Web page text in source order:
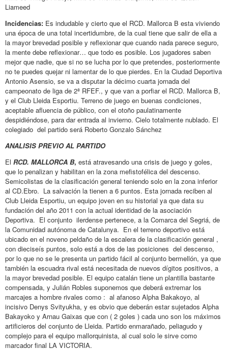
Liameed
Incidencias: Es indudable y cierto que el RCD. Mallorca B esta viviendo
una época de una total incertidumbre, de la cual tiene que salir de ella a
la mayor brevedad posible y reflexionar que cuando nada parece seguro,
la mente debe reflexionar… que todo es posible. Los jugadores saben
mejor que nadie, que si no se lucha por lo que pretendes, posteriormente
no te puedes quejar ni lamentar de lo que pierdes. En la Ciudad Deportiva
Antonio Asensio, se va a disputar la décimo cuarta jornada del
campeonato de liga de 2ª RFEF., y que van a porfiar el RCD. Mallorca B,
y el Club Lleida Esportiu. Terreno de juego en buenas condiciones,
aceptable afluencia de público, con el otoño paulatinamente
despidiéndose, para dar entrada al invierno. Cielo totalmente nublado. El
colegiado del partido será Roberto Gonzalo Sánchez
ANALISIS PREVIO AL PARTIDO
El RCD. MALLORCA B, está atravesando una crisis de juego y goles,
que lo penalizan y habilitan en la zona mefistofélica del descenso.
Semicolistas de la clasificación general teniendo solo en la zona inferior
al CD.Ebro. La salvación la tienen a 6 puntos. Esta jornada reciben al
Club Lleida Esportiu, un equipo joven en su historial ya que data su
fundación del año 2011 con la actual identidad de la asociación
Deportiva. El conjunto ilerdense pertenece, a la Comarca del Segriá, de
la Comunidad autónoma de Catalunya. En el terreno deportivo está
ubicado en el noveno peldaño de la escalera de la clasificación general ,
con dieciseís puntos, solo está a dos de las posiciones del descenso,
por lo que no se le presenta un partido fácil al conjunto bermellón, ya que
también la escuadra rival está necesitada de nuevos dígitos positivos, a
la mayor brevedad posible. El equipo catalán tiene un plantilla bastante
compensada, y Julián Robles suponemos que deberá extremar los
marcajes a hombre rivales como : al afanoso Alpha Bakakoyo, al
incisivo Denys Svityukha, y es obvio que deberán estar sujetados Alpha
Bakayoko y Arnau Gaixas que con ( 2 goles ) cada uno son los máximos
artificieros del conjunto de Lleida. Partido enmarañado, peliagudo y
complejo para el equipo mallorquinista, al cual solo le sirve como
marcador final LA VICTORIA.